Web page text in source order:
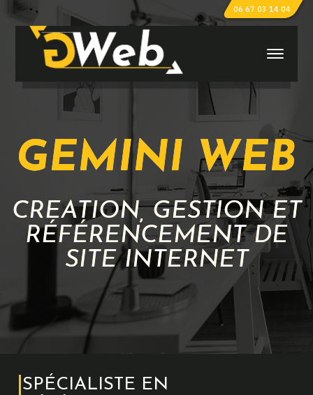
06 67 03 14 04
GEMINI WEB
CRÉATION, GESTION ET
RÉFÉRENCEMENT DE
SITE INTERNET
SPÉCIALISTE EN